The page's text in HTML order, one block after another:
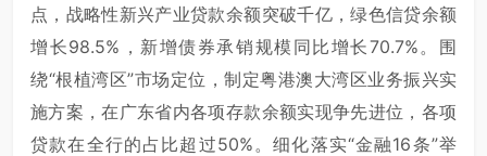
点，战略性新兴产业贷款余额突破千亿，绿色信贷余额
增长98.5%，新增债券承销规模同比增长70.7%。围
绕“根植湾区”市场定位，制定粤港澳大湾区业务振兴实
施方案，在广东省内各项存款余额实现争先进位，各项
贷款在全行的占比超过50%。细化落实“金融16条”举